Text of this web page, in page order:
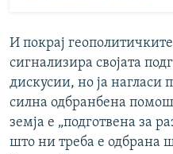
И покрај
сигнализира својата
дискусии, но ја нагласи
силна одбранбена
земја е „подготвена за
што ни треба е одбрана